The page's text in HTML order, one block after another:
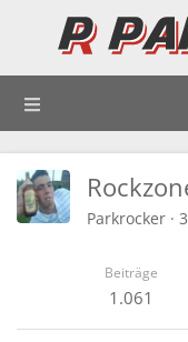
Parkrocker ·
Beiträge
1.061